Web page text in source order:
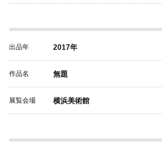
出品年 2017年
作品名 無題
展覧会場 横浜美術館